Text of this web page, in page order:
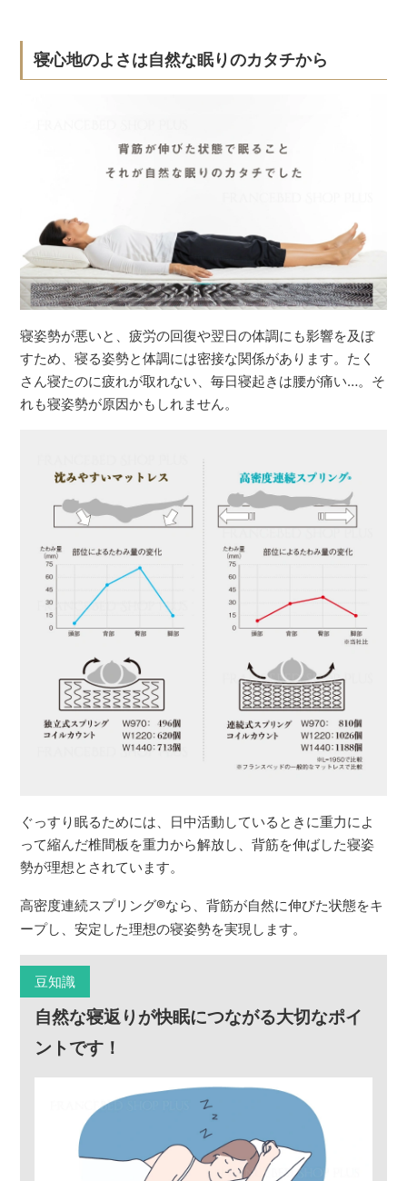
寝心地のよさは自然な眠りのカタチから
寝姿勢が悪いと、疲労の回復や翌日の体調にも影響を及ぼ
すため、寝る姿勢と体調には密接な関係があります。たく
さん寝たのに疲れが取れない、毎日寝起きは腰が痛い…。そ
れも寝姿勢が原因かもしれません。
ぐっすり眠るためには、日中活動しているときに重力によ
って縮んだ椎間板を重力から解放し、背筋を伸ばした寝姿
勢が理想とされています。
高密度連続スプリング®なら、背筋が自然に伸びた状態をキ
ープし、安定した理想の寝姿勢を実現します。
豆知識
自然な寝返りが快眠につながる大切なポイ
ントです！